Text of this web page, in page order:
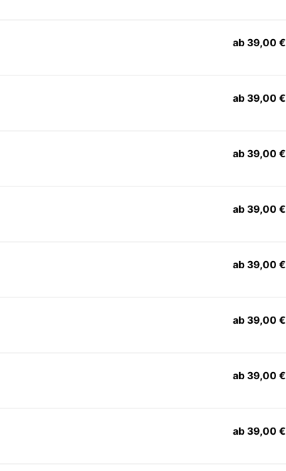
ab 39,00 €
ab 39,00 €
ab 39,00 €
ab 39,00 €
ab 39,00 €
ab 39,00 €
ab 39,00 €
ab 39,00 €